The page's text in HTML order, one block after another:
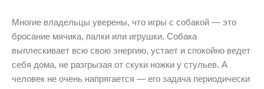
Многие владельцы уверены, что игры с собакой — это
бросание мячика, палки или игрушки. Собака
выплескивает всю свою энергию, устает и спокойно ведет
себя дома, не разгрызая от скуки ножки у стульев. А
человек не очень напрягается — его задача периодически